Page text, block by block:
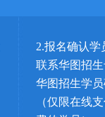
2.报名确认学
联系华图招
华图招生学员
（仅限在线